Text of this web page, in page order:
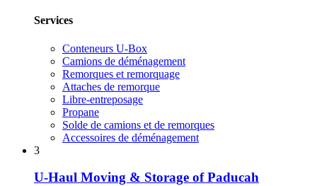
Services
Conteneurs U-Box
Camions de déménagement
Remorques et remorquage
Attaches de remorque
Libre-entreposage
Propane
Solde de camions et de remorques
Accessoires de déménagement
3
U-Haul Moving & Storage of Paducah